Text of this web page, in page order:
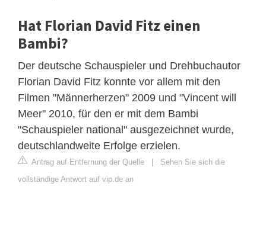
Hat Florian David Fitz einen
Bambi?
Der deutsche Schauspieler und Drehbuchautor
Florian David Fitz konnte vor allem mit den
Filmen "Männerherzen" 2009 und "Vincent will
Meer" 2010, für den er mit dem Bambi
"Schauspieler national" ausgezeichnet wurde,
deutschlandweite Erfolge erzielen.
Antrag auf Entfernung der Quelle | Sehen Sie sich die
vollständige Antwort auf vip.de an